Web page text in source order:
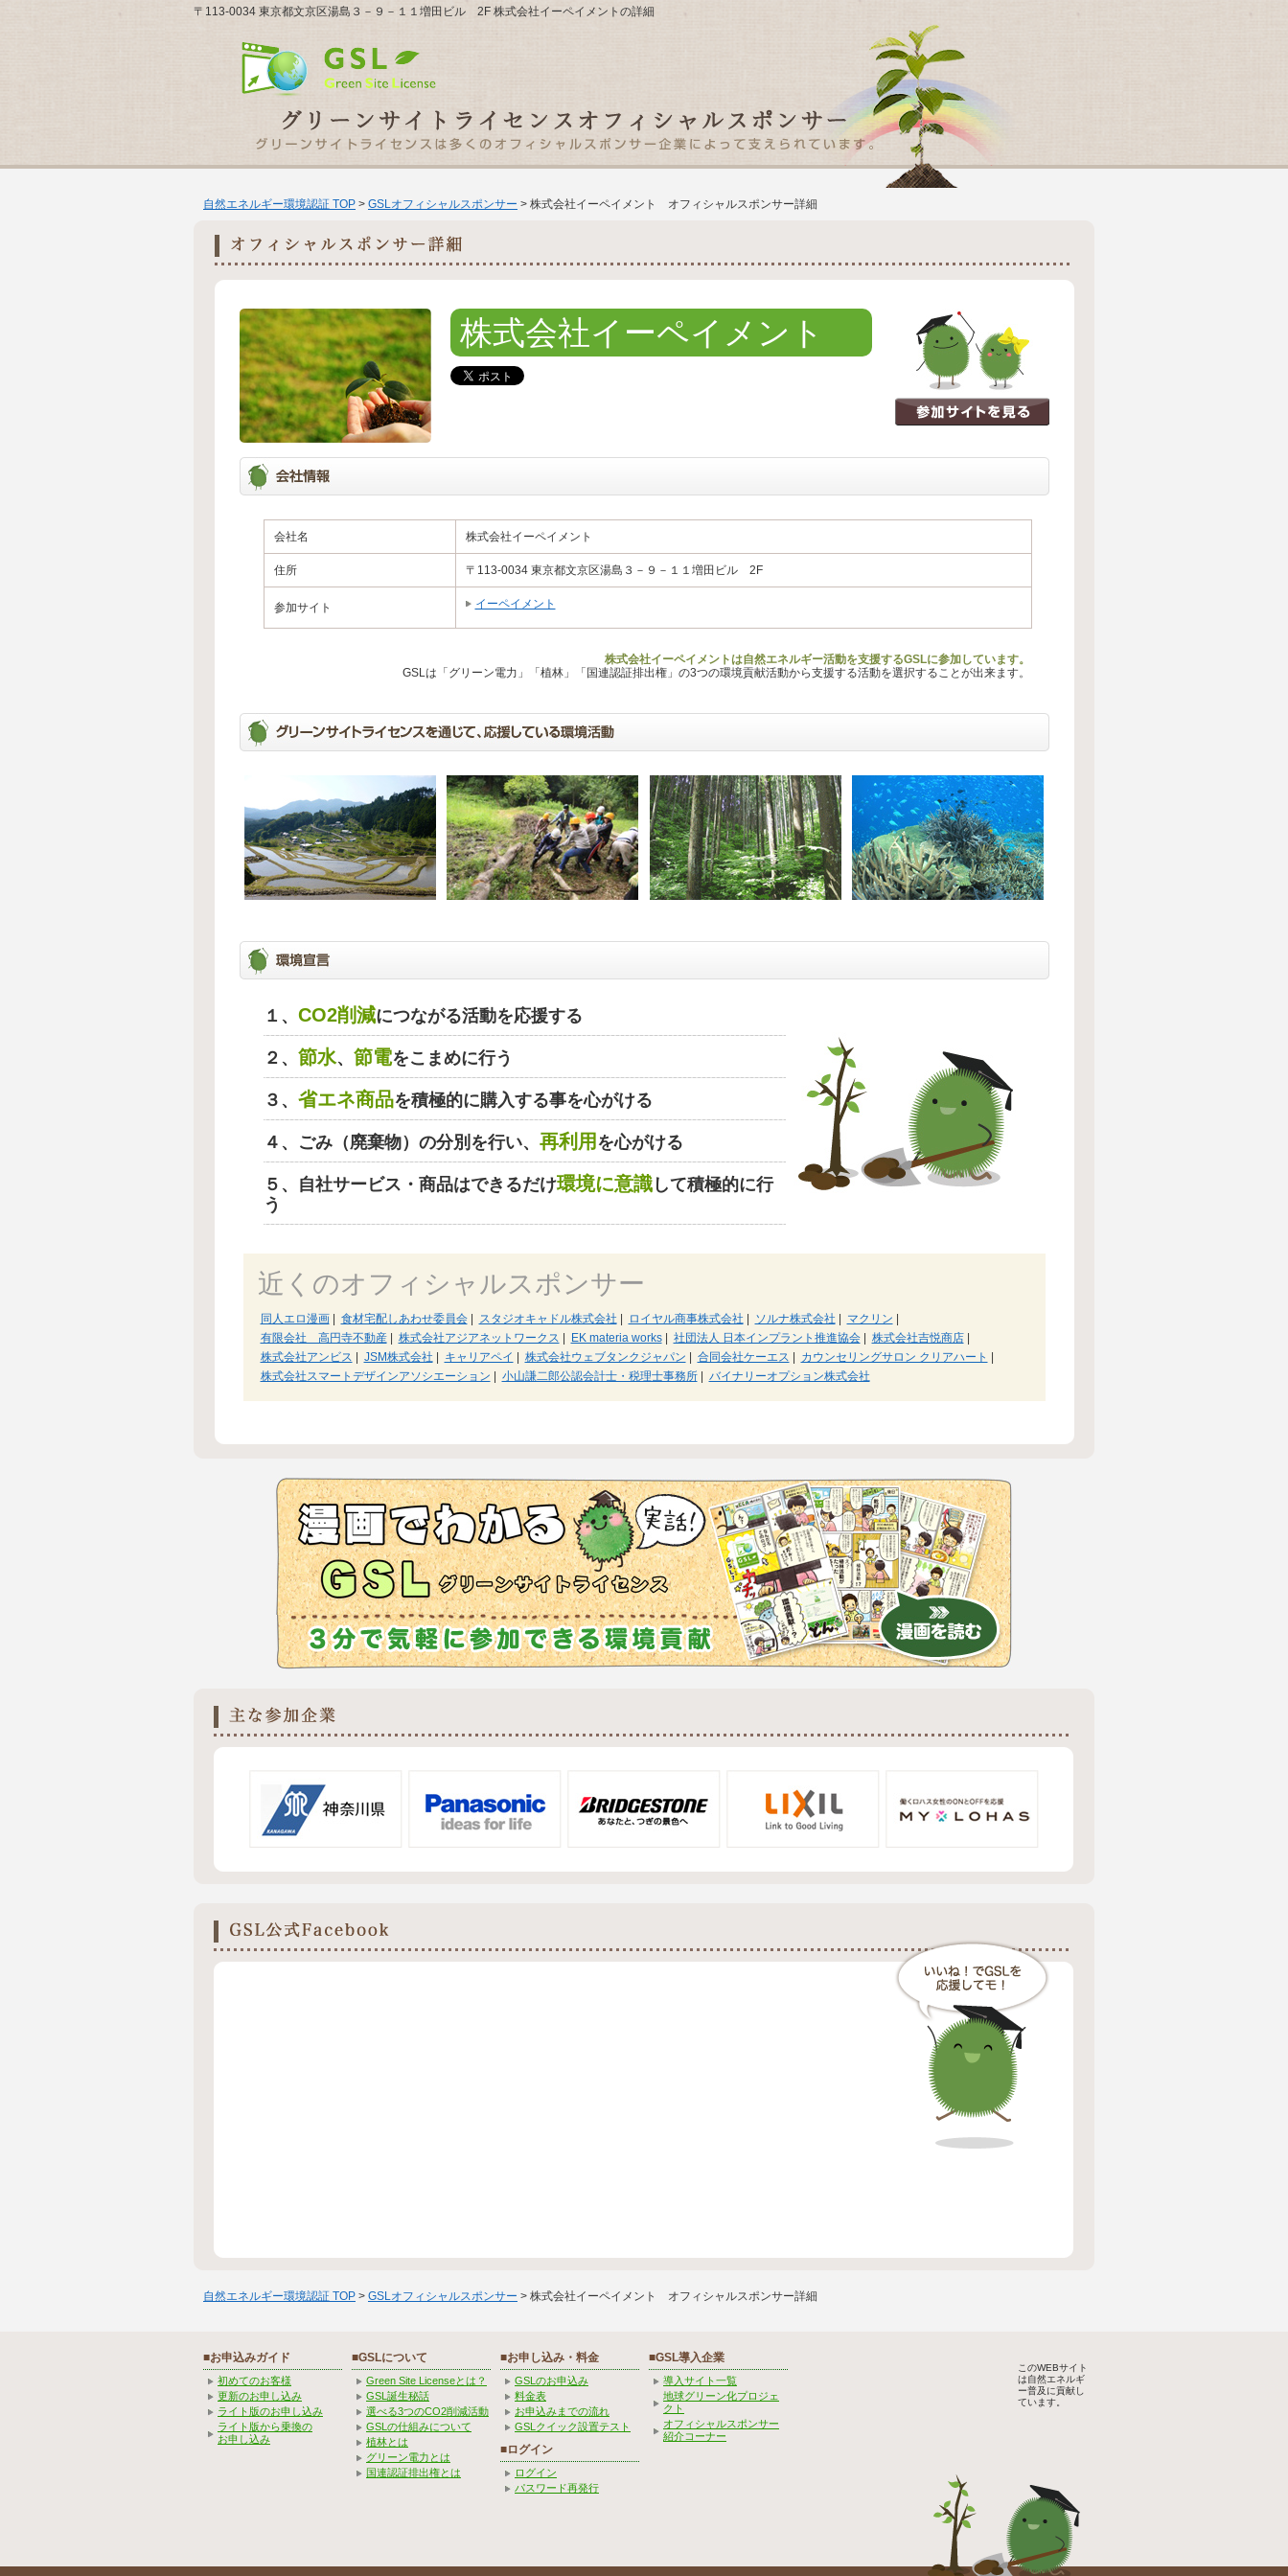
〒113-0034 東京都文京区湯島３－９－１１増田ビル 2F 株式会社イーペイメントの詳細
自然エネルギー環境認証 TOP > GSLオフィシャルスポンサー > 株式会社イーペイメント オフィシャルスポンサー詳細
株式会社イーペイメント
会社名 株式会社イーペイメント
住所 〒113-0034 東京都文京区湯島３－９－１１増田ビル 2F
参加サイト イーペイメント
株式会社イーペイメントは自然エネルギー活動を支援するGSLに参加しています。
GSLは「グリーン電力」「植林」「国連認証排出権」の3つの環境貢献活動から支援する活動を選択することが出来ます。
１、 CO2削減につながる活動を応援する
２、 節水、 節電をこまめに行う
３、 省エネ商品を積極的に購入する事を心がける
４、ごみ（廃棄物）の分別を行い、 再利用 を心がける
５、自社サービス・商品はできるだけ環境に意識して積極的に行
う
近くのオフィシャルスポンサー
同人エロ漫画| 食材宅配しあわせ委員会| スタジオキャドル株式会社 ロイヤル商事株式会社 ソルナ株式会社 マクリン
有限会社 高円寺不動産| 株式会社アジアネットワークス EK materia works| 社団法人 日本インプラント推進協会| 株式会社吉悦商店|
株式会社アンビス
JSM株式会社 キャリアペイ 株式会社ウェブタンクジャパン 合同会社ケーエス カウンセリングサロン クリアハート
株式会社スマートデザインアソシエーション
小山謙二郎公認会計士・税理士事務所| バイナリーオプション株式会社
自然エネルギー環境認証 TOP > GSLオフィシャルスポンサー > 株式会社イーペイメント オフィシャルスポンサー詳細
■お申込みガイド
初めてのお客様
更新のお申し込み
ライト版のお申し込み
ライト版から乗換の
お申し込み
■GSLについて
Green Site Licenseとは？
GSL誕生秘話
選べる3つのCO2削減活動
GSLの仕組みについて
植林とは
グリーン電力とは
国連認証排出権とは
■お申し込み・料金
GSLのお申込み
料金表
お申込みまでの流れ
GSLクイック設置テスト
■ログイン
ログイン
パスワード再発行
■GSL導入企業
導入サイト一覧
地球グリーン化プロジェ
クト
オフィシャルスポンサー
紹介コーナー
このWEBサイト
は自然エネルギ
ー普及に貢献し
ています。